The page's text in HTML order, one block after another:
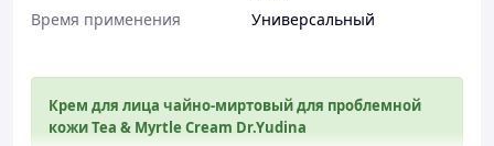
Время применения
Универсальный
Крем для лица чайно-миртовый для проблемной
кожи Tea & Myrtle Cream Dr.Yudina